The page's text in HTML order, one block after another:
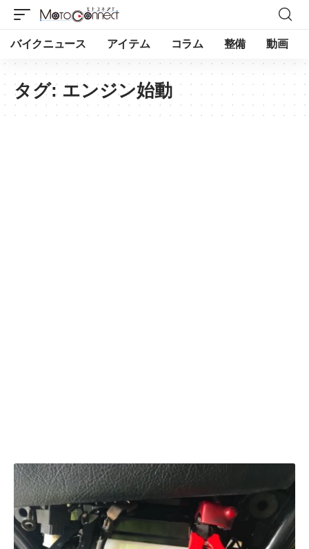
バイクニュース アイテム コラム 整備 動画
タグ: エンジン始動